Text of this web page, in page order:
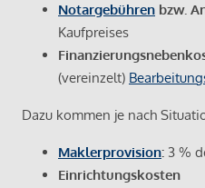
Notargebühren bzw.
Kaufpreises
(vereinzelt)
Dazu kommen je nach
Maklerprovision: 3 %
Einrichtungskosten